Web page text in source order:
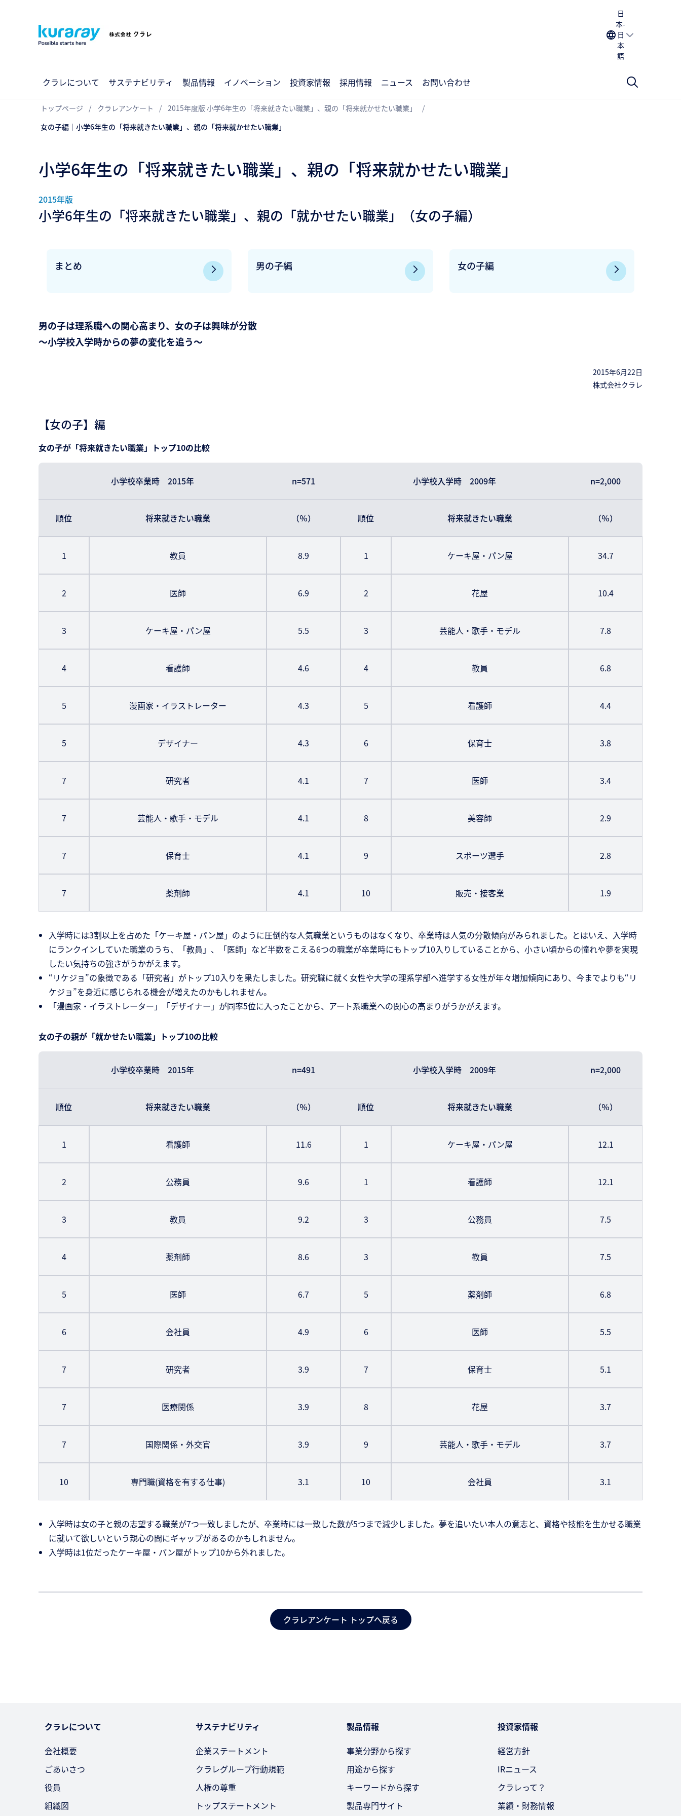
日
本-
日
本
語
クラレについて サステナビリティ 製品情報 イノベーション 投資家情報 採用情報 ニュース お問い合わせ
トップページ クラレアンケート
2015年度版 小学6年生の「将来就きたい職業」、親の「将来就かせたい職業」
女の子編｜小学6年生の「将来就きたい職業」、親の「将来就かせたい職業」
小学6年生の「将来就きたい職業」、親の「将来就かせたい職業」
2015年版
小学6年生の「将来就きたい職業」、親の「就かせたい職業」（女の子編）
まとめ 男の子編 女の子編
男の子は理系職への関心高まり、女の子は興味が分散
～小学校入学時からの夢の変化を追う～
2015年6月22日
株式会社クラレ
【女の子】編
女の子が「将来就きたい職業」トップ10の比較
小学校卒業時 2015年 n=571 小学校入学時 2009年 n=2,000
順位 将来就きたい職業 （％） 順位 将来就きたい職業 （％）
1 教員 8.9 1 ケーキ屋・パン屋 34.7
2 医師 6.9 2 花屋 10.4
3 ケーキ屋・パン屋 5.5 3 芸能人・歌手・モデル 7.8
4 看護師 4.6 4 教員 6.8
5 漫画家・イラストレーター 4.3 5 看護師 4.4
5 デザイナー 4.3 6 保育士 3.8
7 研究者 4.1 7 医師 3.4
7 芸能人・歌手・モデル 4.1 8 美容師 2.9
7 保育士 4.1 9 スポーツ選手 2.8
7 薬剤師 4.1 10 販売・接客業 1.9
入学時には3割以上を占めた「ケーキ屋・パン屋」のように圧倒的な人気職業というものはなくなり、卒業時は人気の分散傾向がみられました。とはいえ、入学時
にランクインしていた職業のうち、「教員」、「医師」など半数をこえる6つの職業が卒業時にもトップ10入りしていることから、小さい頃からの憧れや夢を実現
したい気持ちの強さがうかがえます。
“リケジョ”の象徴である「研究者」がトップ10入りを果たしました。研究職に就く女性や大学の理系学部へ進学する女性が年々増加傾向にあり、今までよりも“リ
ケジョ”を身近に感じられる機会が増えたのかもしれません。
「漫画家・イラストレーター」「デザイナー」が同率5位に入ったことから、アート系職業への関心の高まりがうかがえます。
女の子の親が「就かせたい職業」トップ10の比較
小学校卒業時 2015年 n=491 小学校入学時 2009年 n=2,000
順位 将来就きたい職業 （％） 順位 将来就きたい職業 （％）
1 看護師 11.6 1 ケーキ屋・パン屋 12.1
2 公務員 9.6 1 看護師 12.1
3 教員 9.2 3 公務員 7.5
4 薬剤師 8.6 3 教員 7.5
5 医師 6.7 5 薬剤師 6.8
6 会社員 4.9 6 医師 5.5
7 研究者 3.9 7 保育士 5.1
7 医療関係 3.9 8 花屋 3.7
7 国際関係・外交官 3.9 9 芸能人・歌手・モデル 3.7
10 専門職(資格を有する仕事) 3.1 10 会社員 3.1
入学時は女の子と親の志望する職業が7つ一致しましたが、卒業時には一致した数が5つまで減少しました。夢を追いたい本人の意志と、資格や技能を生かせる職業
に就いて欲しいという親心の間にギャップがあるのかもしれません。
入学時は1位だったケーキ屋・パン屋がトップ10から外れました。
クラレアンケート トップへ戻る
クラレについて
会社概要
ごあいさつ
役員
組織図
サステナビリティ
企業ステートメント
クラレグループ行動規範
人権の尊重
トップステートメント
製品情報
事業分野から探す
用途から探す
キーワードから探す
製品専門サイト
投資家情報
経営方針
IRニュース
クラレって？
業績・財務情報